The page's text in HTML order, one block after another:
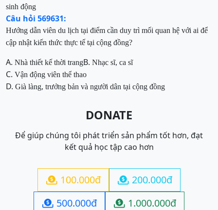
sinh động
Câu hỏi 569631:
Hướng dẫn viên du lịch tại điểm cần duy trì mối quan hệ với ai để
cập nhật kiến thức thực tế tại cộng đồng?
A. Nhà thiết kế thời trangB. Nhạc sĩ, ca sĩ
C. Vận động viên thể thao
D. Già làng, trưởng bản và người dân tại cộng đồng
DONATE
Để giúp chúng tôi phát triển sản phẩm tốt hơn, đạt
kết quả học tập cao hơn
 100.000đ  200.000đ
 500.000đ  1.000.000đ